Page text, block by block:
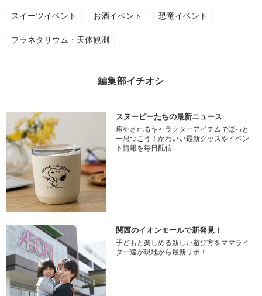
スイーツイベント お酒イベント 恐竜イベント
プラネタリウム・天体観測
編集部イチオシ
スヌーピーたちの最新ニュース
癒やされるキャラクターアイテムでほっと
一息つこう！かわいい最新グッズやイベン
ト情報を毎日配信
関西のイオンモールで新発見！
子どもと楽しめる新しい遊び方をママライ
ター達が現地から最新リポ！